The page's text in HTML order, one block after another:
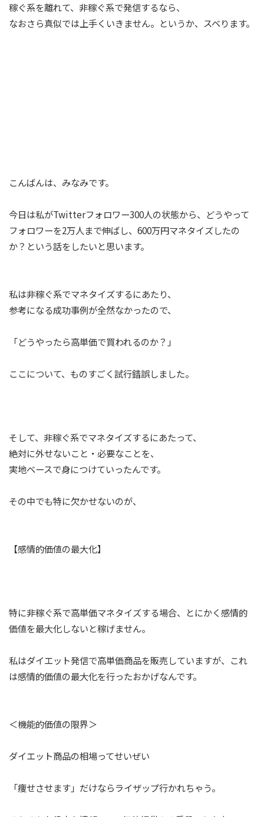
稼ぐ系を離れて、非稼ぐ系で発信するなら、
なおさら真似では上手くいきません。というか、スベります。
こんばんは、みなみです。
今日は私がTwitterフォロワー300人の状態から、どうやって
フォロワーを2万人まで伸ばし、600万円マネタイズしたの
か？という話をしたいと思います。
私は非稼ぐ系でマネタイズするにあたり、
参考になる成功事例が全然なかったので、
「どうやったら高単価で買われるのか？」
ここについて、ものすごく試行錯誤しました。
そして、非稼ぐ系でマネタイズするにあたって、
絶対に外せないこと・必要なことを、
実地ベースで身につけていったんです。
その中でも特に欠かせないのが、
【感情的価値の最大化】
特に非稼ぐ系で高単価マネタイズする場合、とにかく感情的
価値を最大化しないと稼げません。
私はダイエット発信で高単価商品を販売していますが、これ
は感情的価値の最大化を行ったおかげなんです。
＜機能的価値の限界＞
ダイエット商品の相場ってせいぜい
「痩せさせます」だけならライザップ行かれちゃう。